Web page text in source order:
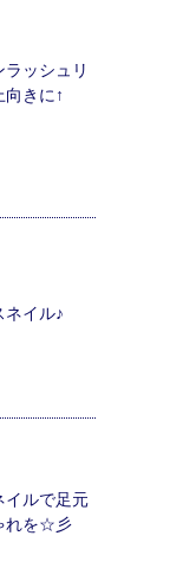
ラッシュリ
向きに↑
ネイル♪
イルで足元
れを☆彡